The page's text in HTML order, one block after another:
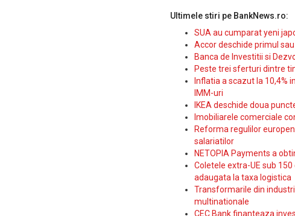
Ultimele stiri pe BankNews.ro:
SUA au cumparat yeni
Accor deschide primul
Banca de Investitii si
Peste trei sferturi dintre
Inflatia a scazut la 10,4%
IMM-uri
IKEA deschide doua
Imobiliarele comerciale
Reforma regulilor
salariatilor
NETOPIA Payments a
Coletele extra-UE sub
adaugata la taxa logistica
Transformarile din
multinationale
CEC Bank finanteaza